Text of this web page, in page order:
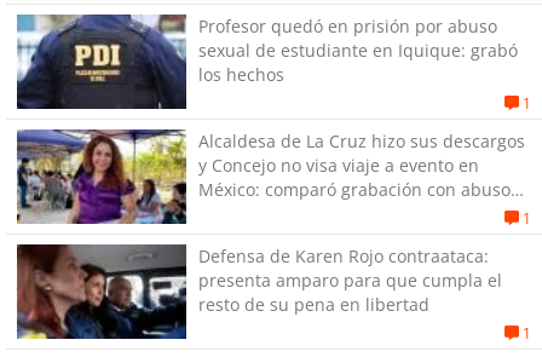
Profesor quedó en prisión por abuso
sexual de estudiante en Iquique: grabó
los hechos
1
Alcaldesa de La Cruz hizo sus descargos
y Concejo no visa viaje a evento en
México: comparó grabación con abuso
1
Defensa de Karen Rojo contraataca:
presenta amparo para que cumpla el
resto de su pena en libertad
1